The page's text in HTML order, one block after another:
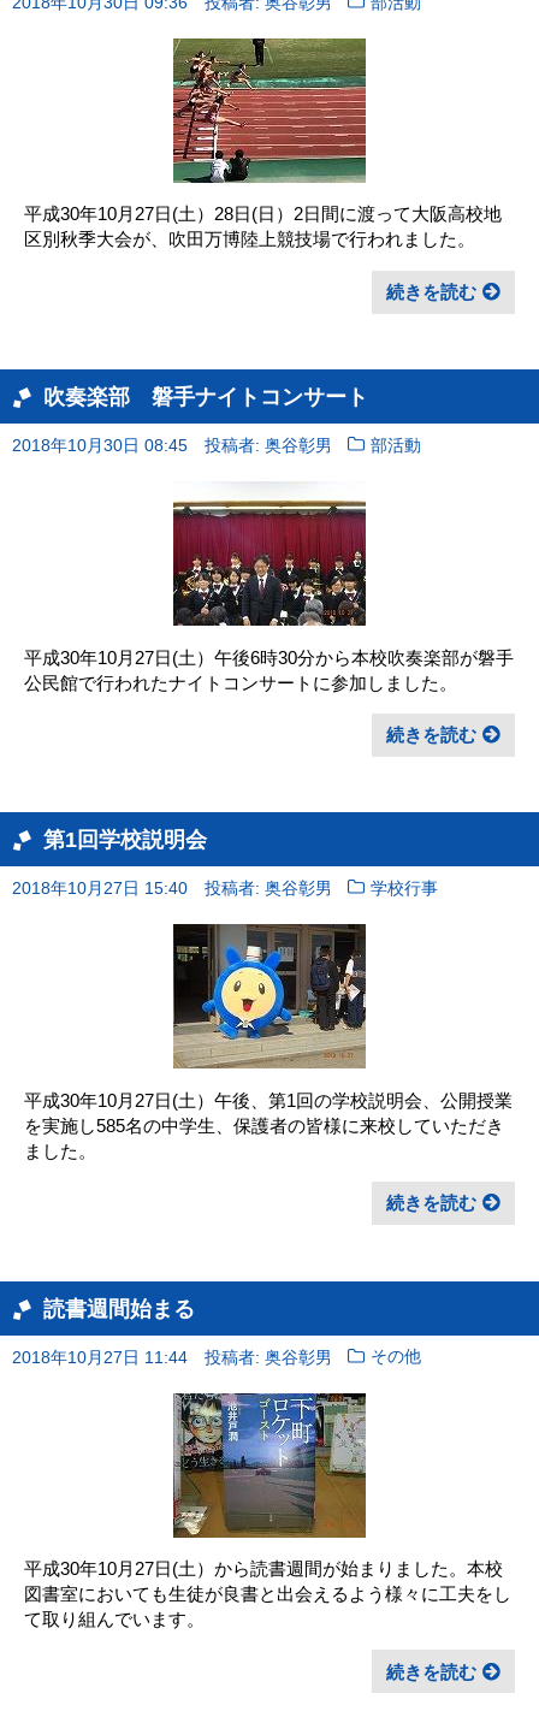
平成30年10月27日(土）28日(日）2日間に渡って大阪高校地
区別秋季大会が、吹田万博陸上競技場で行われました。
続きを読む
吹奏楽部 磐手ナイトコンサート
2018年10月30日 08:45 投稿者: 奥谷彰男 部活動
平成30年10月27日(土）午後6時30分から本校吹奏楽部が磐手
公民館で行われたナイトコンサートに参加しました。
続きを読む
第1回学校説明会
2018年10月27日 15:40 投稿者: 奥谷彰男 学校行事
平成30年10月27日(土）午後、第1回の学校説明会、公開授業
を実施し585名の中学生、保護者の皆様に来校していただき
ました。
続きを読む
読書週間始まる
2018年10月27日 11:44 投稿者: 奥谷彰男 その他
平成30年10月27日(土）から読書週間が始まりました。本校
図書室においても生徒が良書と出会えるよう様々に工夫をし
て取り組んでいます。
続きを読む